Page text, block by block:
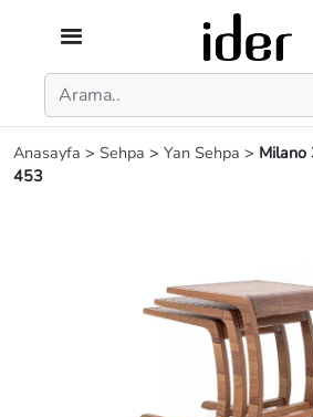
Anasayfa > Sehpa > Yan Sehpa > Milano
453